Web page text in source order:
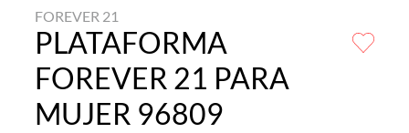
FOREVER 21
PLATAFORMA
FOREVER 21 PARA
MUJER 96809